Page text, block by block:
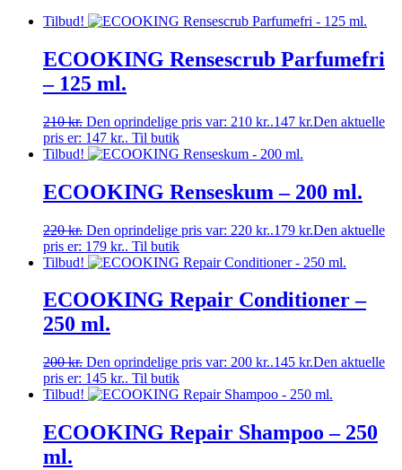
Tilbud!
ECOOKING Rensescrub Parfumefri
– 125 ml.
210kr. Den oprindelige pris var: 210 kr..147 kr.Den aktuelle
pris er: 147 kr.. Til butik
Tilbud!
ECOOKING Renseskum – 200 ml.
220kr. Den oprindelige pris var: 220 kr..179 kr.Den aktuelle
pris er: 179 kr.. Til butik
Tilbud!
ECOOKING Repair Conditioner –
250 ml.
200kr. Den oprindelige pris var: 200 kr..145 kr.Den aktuelle
pris er: 145 kr.. Til butik
Tilbud!
ECOOKING Repair Shampoo – 250
ml.